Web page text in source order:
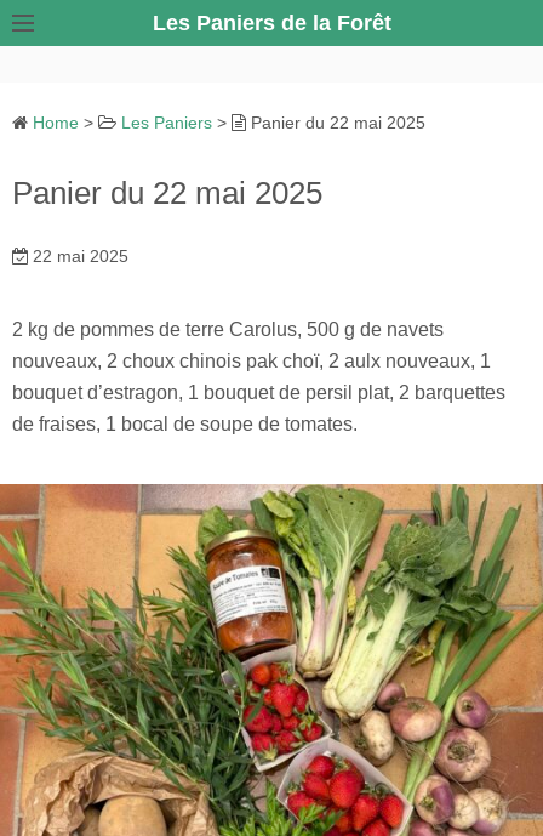
k
Les Paniers de la Forêt
Home > Les Paniers > Panier du 22 mai 2025
Panier du 22 mai 2025
22 mai 2025
2 kg de pommes de terre Carolus, 500 g de navets
nouveaux, 2 choux chinois pak choï, 2 aulx nouveaux, 1
bouquet d’estragon, 1 bouquet de persil plat, 2 barquettes
de fraises, 1 bocal de soupe de tomates.